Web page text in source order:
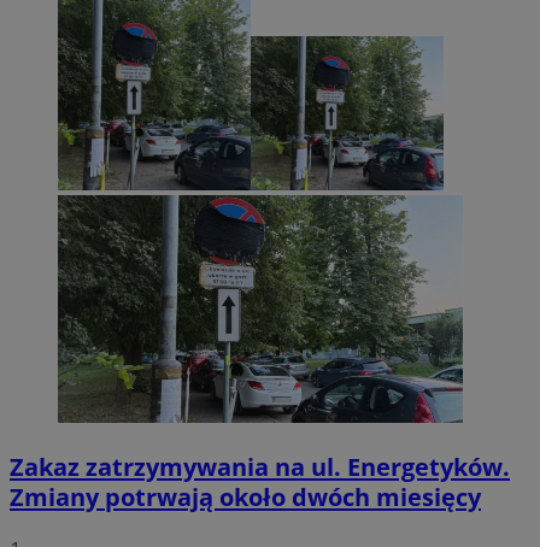
Zakaz zatrzymywania na ul. Energetyków.
Zmiany potrwają około dwóch miesięcy